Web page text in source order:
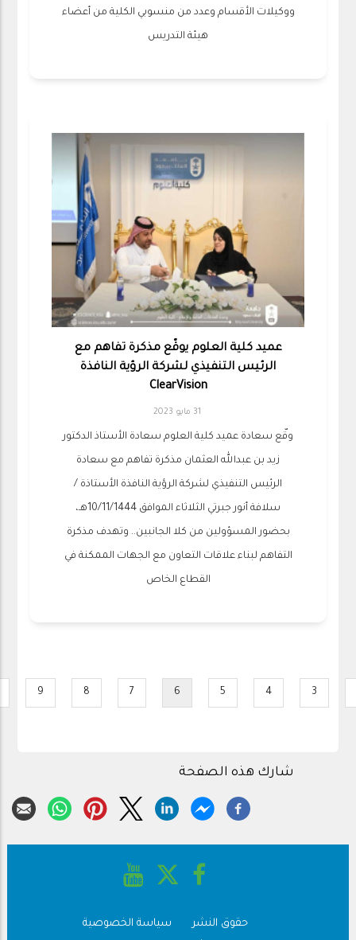
ووكيلات الأقسام وعدد من منسوبي الكلية من أعضاء
هيئة التدريس
عميد كلية العلوم يوقّع مذكرة تفاهم مع
الرئيس التنفيذي لشركة الرؤية النافذة
ClearVision
31 مايو 2023
وقّع سعادة عميد كلية العلوم سعادة الأستاذ الدكتور
زيد بن عبدالله العثمان مذكرة تفاهم مع سعادة
الرئيس التنفيذي لشركة الرؤية النافذة الأستاذة /
سلافة أنور جبرتي الثلاثاء الموافق 10/11/1444هـ،
بحضور المسؤولين من كلا الجانبين.. وتهدف مذكرة
التفاهم لبناء علاقات التعاون مع الجهات الممكنة في
القطاع الخاص
Pagination
Page
3
Page
4
Page
5
Current
6
Page7
Page
8
Page
9
شارك هذه الصفحة
حقوق النشر سياسة الخصوصية